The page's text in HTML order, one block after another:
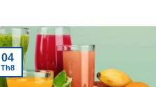
04
Th8